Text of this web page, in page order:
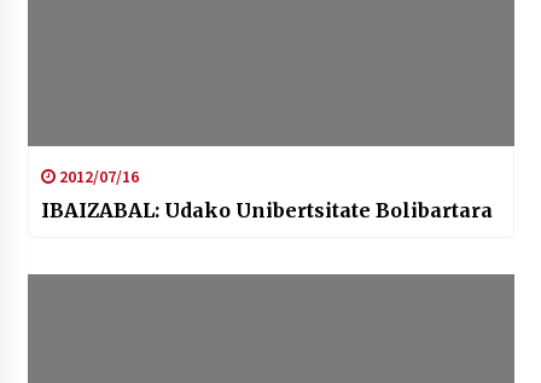
2012/07/16
IBAIZABAL: Udako Unibertsitate Bolibartara